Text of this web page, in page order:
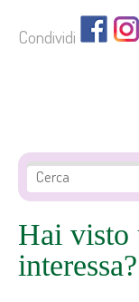
Hai visto
interessa?
Condividi